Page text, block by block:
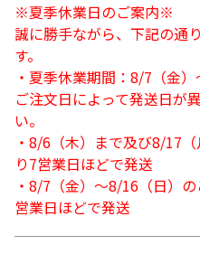
※夏季休業日のご案内※
誠に勝手ながら、下記の通
す。
・夏季休業期間：8/7（金）
ご注文日によって発送日が
い。
・8/6（木）まで及び8/17
り7営業日ほどで発送
・8/7（金）～8/16（日）
営業日ほどで発送